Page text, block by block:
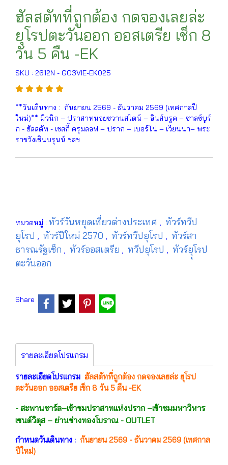
ฮัลสตัทที่ถูกต้อง กดจองเลยล่ะ
ยุโรปตะวันออก ออสเตรีย เช็ก 8
วัน 5 คืน -EK
SKU : 2612N - GO3VIE-EK025
**วันเดินทาง : กันยายน 2569 - ธันวาคม 2569 (เทศกาลปี
ใหม่)** มิวนิก – ปราสาทนอยชวานสไตน์ – อินส์บรูค – ซาลซ์บูร์
ก - ฮัลสตัท - เชสกี้ ครุมลอฟ – ปราก – เบอร์โน่ – เวียนนา– พระ
ราชวังเชินบรุนน์ ฯลฯ
หมวดหมู่ : ทัวร์วันหยุดเที่ยวต่างประเทศ , ทัวร์ทวีป
ยุโรป , ทัวร์ปีใหม่ 2570 , ทัวร์ทวีปยุโรป , ทัวร์สา
ธารณรัฐเช็ก , ทัวร์ออสเตรีย , ทวีปยุโรป , ทัวร์ยุุโรป
ตะวันออก
Share
รายละเอียดโปรแกรม
รายละเอียดโปรแกรม ฮัลสตัทที่ถูกต้อง กดจองเลยล่ะ ยุโรป
ตะวันออก ออสเตรีย เช็ก 8 วัน 5 คืน -EK
- สะพานชาร์ล–เข้าชมปราสาทแห่งปราก –เข้าชมมหาวิหาร
เซนต์วิตุส – ย่านช่างทองโบราณ - OUTLET
กำหนดวันเดินทาง : กันยายน 2569 - ธันวาคม 2569 (เทศกาล
ปีใหม่)